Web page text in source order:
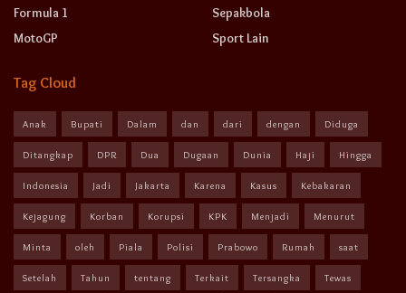
Formula 1
MotoGP
Sepakbola
Sport Lain
Tag Cloud
Anak Bupati Dalam dan dari dengan Diduga
Ditangkap DPR Dua Dugaan Dunia Haji Hingga
Indonesia Jadi Jakarta Karena Kasus Kebakaran
Kejagung Korban Korupsi KPK Menjadi Menurut
Minta oleh Piala Polisi Prabowo Rumah saat
Setelah Tahun tentang Terkait Tersangka Tewas